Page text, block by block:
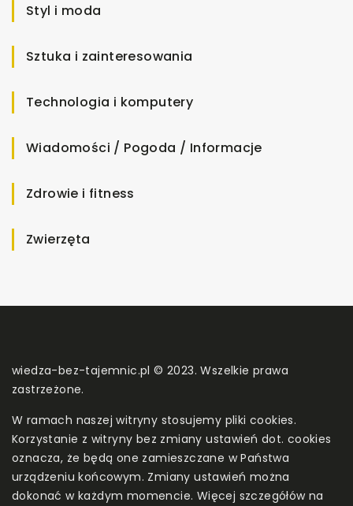
Styl i moda
Sztuka i zainteresowania
Technologia i komputery
Wiadomości / Pogoda / Informacje
Zdrowie i fitness
Zwierzęta
wiedza-bez-tajemnic.pl © 2023. Wszelkie prawa
zastrzeżone.
W ramach naszej witryny stosujemy pliki cookies.
Korzystanie z witryny bez zmiany ustawień dot. cookies
oznacza, że będą one zamieszczane w Państwa
urządzeniu końcowym. Zmiany ustawień można
dokonać w każdym momencie. Więcej szczegółów na